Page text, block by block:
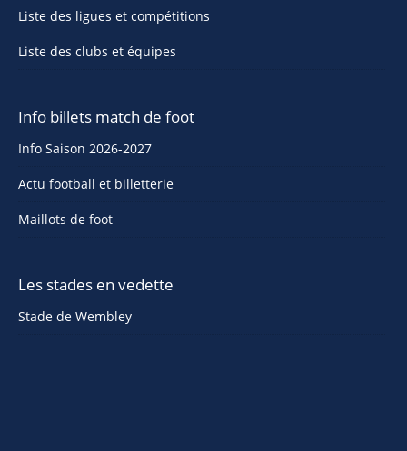
Liste des ligues et compétitions
Liste des clubs et équipes
Info billets match de foot
Info Saison 2026-2027
Actu football et billetterie
Maillots de foot
Les stades en vedette
Stade de Wembley